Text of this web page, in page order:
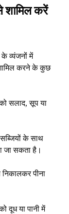
शामिल करें
के व्यंजनों में
करने के कुछ
को सलाद, सूप या
सब्जियों के साथ
जा सकता है।
निकालकर पीना
दूध या पानी में